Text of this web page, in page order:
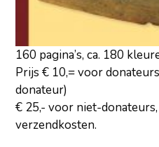
160 pagina’s, ca. 180
Prijs € 10,= voor
donateur)
€ 25,- voor niet-donateurs,
verzendkosten.